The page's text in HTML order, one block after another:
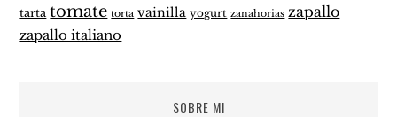
tarta tomate torta vainilla yogurt zanahorias zapallo
zapallo italiano
SOBRE MI